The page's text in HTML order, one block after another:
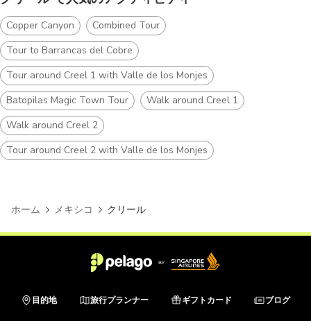
Copper Canyon
Combined Tour
Tour to Barrancas del Cobre
Tour around Creel 1 with Valle de los Monjes
Batopilas Magic Town Tour
Walk around Creel 1
Walk around Creel 2
Tour around Creel 2 with Valle de los Monjes
ホーム メキシコ クリール
目的地 旅行プランナー ギフトカード ブログ